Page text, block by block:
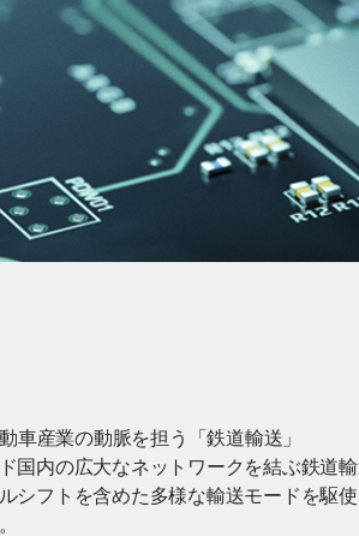
車産業の動脈を担う「鉄道輸送」
国内の広大なネットワークを結ぶ鉄道
シフトを含めた多様な輸送モードを駆